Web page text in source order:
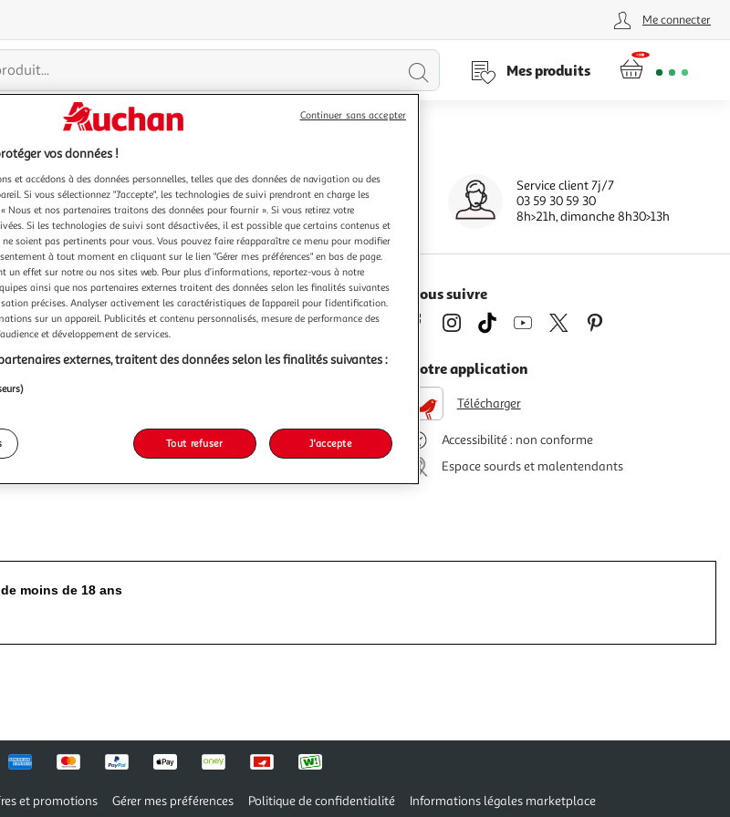
Me connecter
Lancer
la
recherche
Mes produits
Catalogue indisponible
en ligne
Retour produits : 30 jours
pour changer d’avis
Service client 7j/7
03 59 30 59 30
8h>21h, dimanche 8h30>13h
À propos d'Auchan
Qui sommes-nous ?
Nous suivre
Notre application
Télécharger
Accessibilité : non conforme
Espace sourds et malentendants
moins de 18 ans
et promotions Gérer mes préférences Politique de confidentialité Informations légales marketplace
vos données !
et accédons à des données personnelles, telles que des données de navigation ou des
Si vous sélectionnez "J'accepte", les technologies de suivi prendront en charge les
Nous et nos partenaires traitons des données pour fournir ». Si vous retirez votre
Si les technologies de suivi sont désactivées, il est possible que certains contenus et
soient pas pertinents pour vous. Vous pouvez faire réapparaître ce menu pour modifier
à tout moment en cliquant sur le lien "Gérer mes préférences" en bas de page.
un effet sur notre ou nos sites web. Pour plus d’informations, reportez-vous à notre
ainsi que nos partenaires externes traitent des données selon les finalités suivantes
précises. Analyser activement les caractéristiques de l’appareil pour l’identification.
sur un appareil. Publicités et contenu personnalisés, mesure de performance des
et développement de services.
externes, traitent des données selon les finalités suivantes :
Tout refuser J'accepte
Continuer sans accepter